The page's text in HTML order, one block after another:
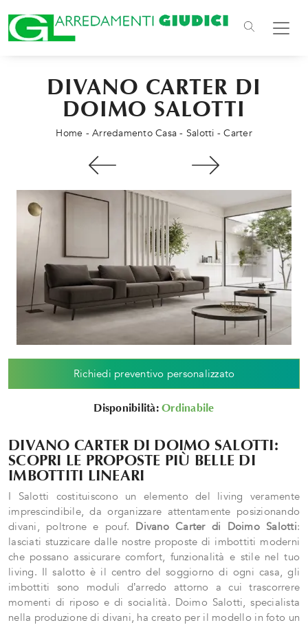
DIVANO CARTER DI
DOIMO SALOTTI
Home - Arredamento Casa - Salotti -Carter
Richiedi preventivo personalizzato
Disponibilità:Ordinabile
DIVANO CARTER DI DOIMO SALOTTI:
SCOPRI LE PROPOSTE PIÙ BELLE DI
IMBOTTITI LINEARI
I Salotti costituiscono un elemento del living veramente
imprescindibile, da organizzare attentamente posizionando
divani, poltrone e pouf. Divano Carter di Doimo Salotti:
lasciati stuzzicare dalle nostre proposte di imbottiti moderni
che possano assicurare comfort, funzionalità e stile nel tuo
living. Il salotto è il centro del soggiorno di ogni casa, gli
imbottiti sono moduli d’arredo attorno a cui trascorrere
momenti di riposo e di socialità. Doimo Salotti, specialista
nella produzione di divani, ha creato per il modello in foto un